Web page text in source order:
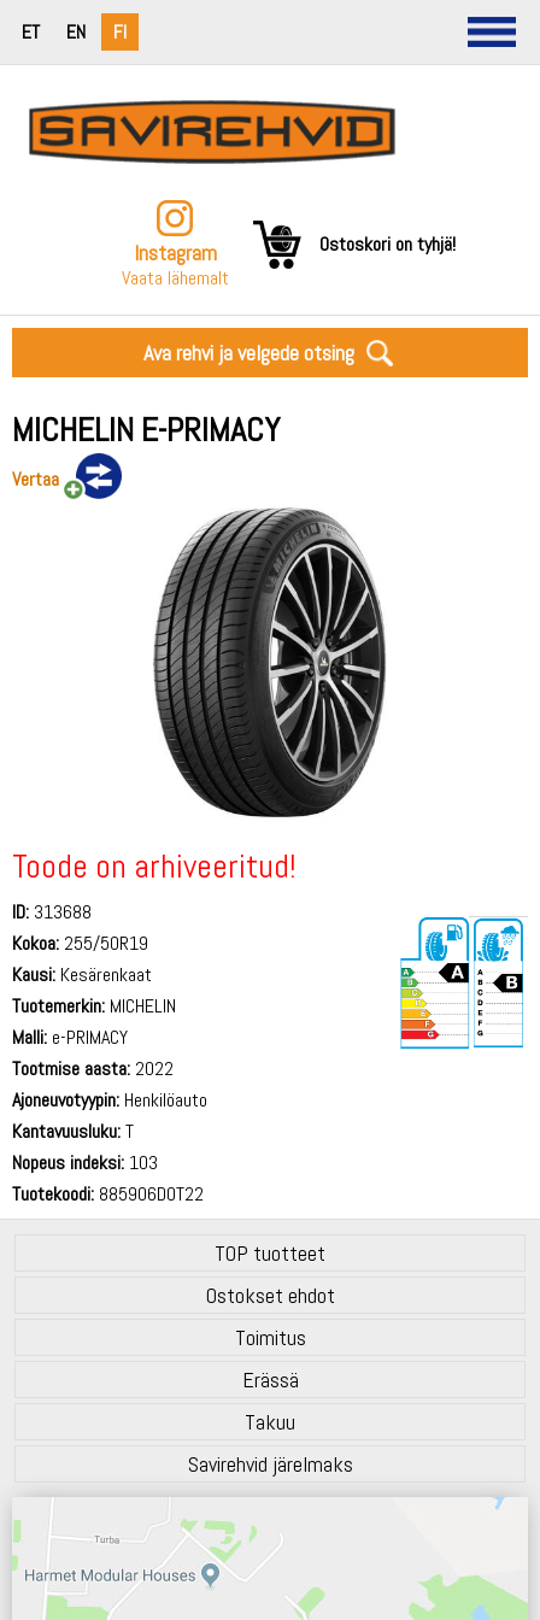
ET EN FI
Instagram
Vaata lähemalt
Ostoskori on tyhjä!
Ava rehvi ja velgede otsing
MICHELIN E-PRIMACY
Vertaa
Toode on arhiveeritud!
ID: 313688
Kokoa: 255/50R19
Kausi: Kesärenkaat
Tuotemerkin: MICHELIN
Malli: e-PRIMACY
Tootmise aasta: 2022
Ajoneuvotyypin: Henkilöauto
Kantavuusluku:T
Nopeus indeksi: 103
Tuotekoodi: 885906DOT22
TOP tuotteet
Ostokset ehdot
Toimitus
Erässä
Takuu
Savirehvid järelmaks